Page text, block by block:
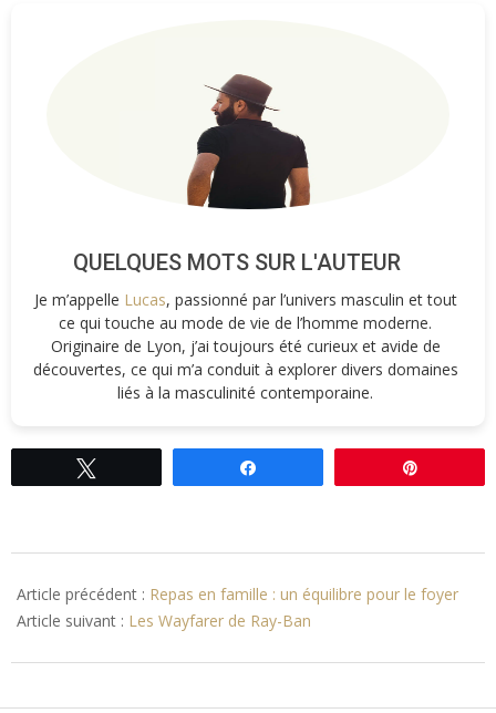
QUELQUES MOTS SUR L'AUTEUR
Je m’appelle Lucas, passionné par l’univers masculin et tout
ce qui touche au mode de vie de l’homme moderne.
Originaire de Lyon, j’ai toujours été curieux et avide de
découvertes, ce qui m’a conduit à explorer divers domaines
liés à la masculinité contemporaine.
03-
08
Article précédent : Repas en famille : un équilibre pour le foyer
Article suivant : Les Wayfarer de Ray-Ban